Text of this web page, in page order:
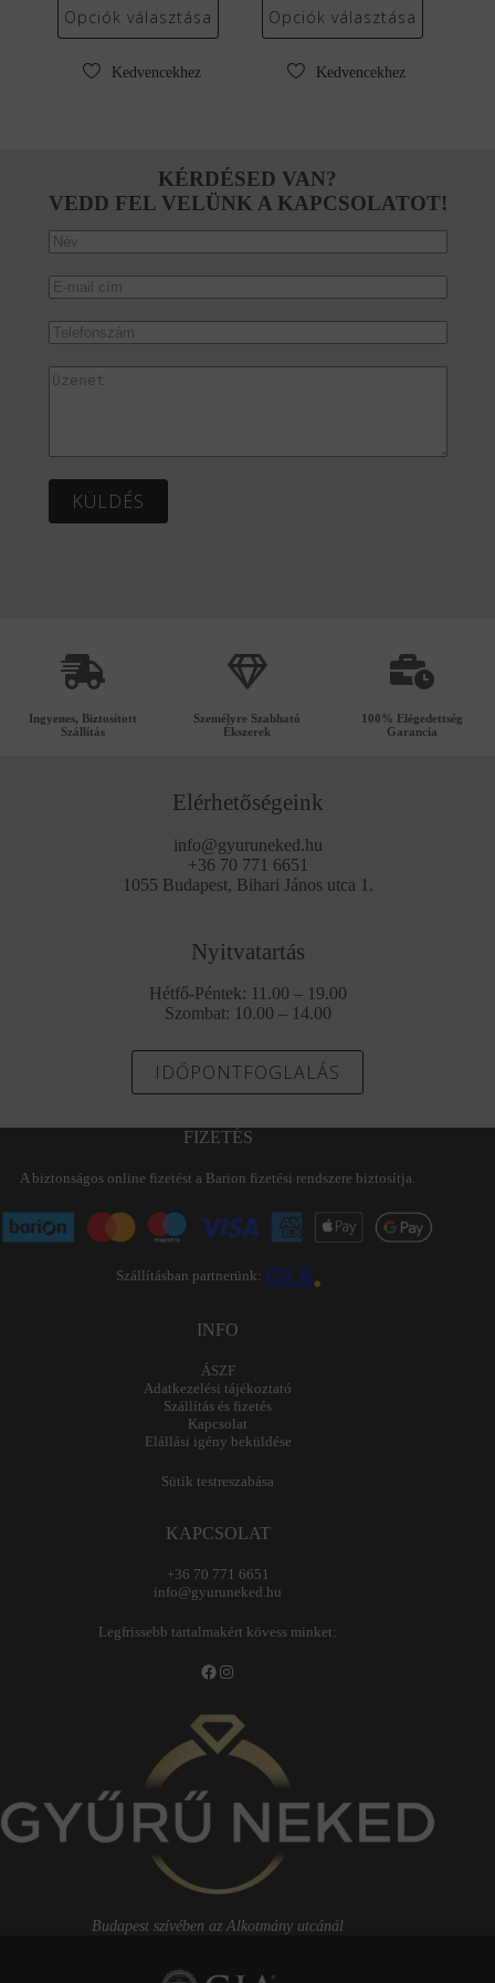
was:
is:
Opciók választása
Kedvencekhez
was:
is:
Opciók választása
Kedvencekhez
KÉRDÉSED VAN?
VEDD FEL VELÜNK A KAPCSOLATOT!
KÜLDÉS
Ingyenes, Biztosított
Szállítás
Személyre Szabható
Ékszerek
100% Elégedettség
Garancia
Elérhetőségeink
info@gyuruneked.hu
+36 70 771 6651
1055 Budapest, Bihari János utca 1.
Nyitvatartás
Hétfő-Péntek: 11.00 – 19.00
Szombat: 10.00 – 14.00
IDŐPONTFOGLALÁS
FIZETÉS
A biztonságos online fizetést a Barion fizetési rendszere biztosítja.
Szállításban partnerünk:
INFO
ÁSZF
Adatkezelési tájékoztató
Szállítás és fizetés
Kapcsolat
Elállási igény beküldése
Sütik testreszabása
KAPCSOLAT
+36 70 771 6651
info@gyuruneked.hu
Legfrissebb tartalmakért kövess minket:
Facebook
Instagram
Budapest szívében az Alkotmány utcánál